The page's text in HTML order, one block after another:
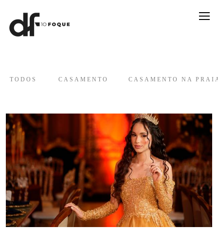
TODOS CASAMENTO CASAMENTO NA